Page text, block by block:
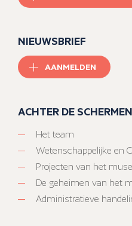
NIEUWSBRIEF
AANMELDEN
ACHTER DE
Het team
Wetenschappelijke en
Projecten van het
De geheimen van het
Administratieve